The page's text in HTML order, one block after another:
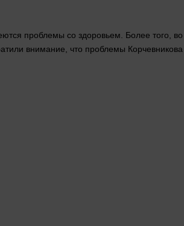
проблемы со здоровьем. Более того, во
внимание , что проблемы